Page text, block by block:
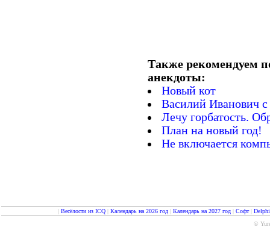
Также рекомендуем
анекдоты:
Новый кот
Василий Иванович с
Лечу горбатость.
План на новый год!
Не включается
Весёлости из ICQ| Календарь на 2026 год| Календарь на 2027 год| Софт|
©